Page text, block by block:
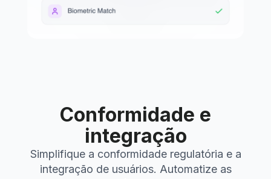
Conformidade e
integração
Simplifique a conformidade regulatória e a
integração de usuários. Automatize as